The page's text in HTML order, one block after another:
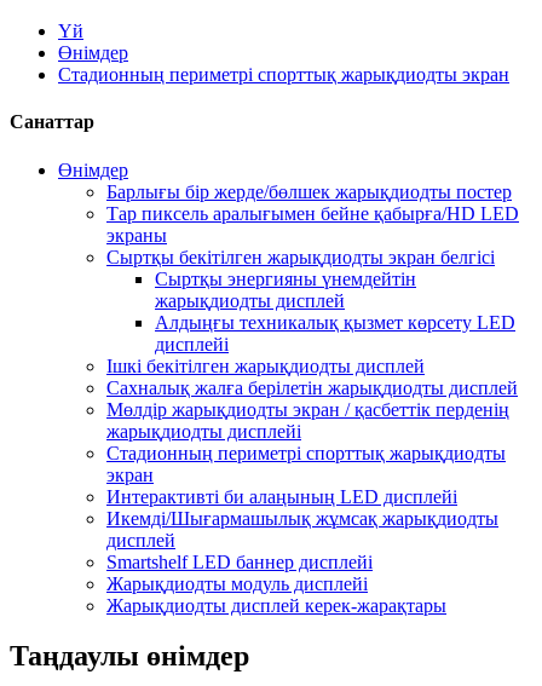
Үй
Өнімдер
Стадионның периметрі спорттық жарықдиодты экран
Санаттар
Өнімдер
Барлығы бір жерде/бөлшек жарықдиодты постер
Тар пиксель аралығымен бейне қабырға/HD LED
экраны
Сыртқы бекітілген жарықдиодты экран белгісі
Сыртқы энергияны үнемдейтін
жарықдиодты дисплей
Алдыңғы техникалық қызмет көрсету LED
дисплейі
Ішкі бекітілген жарықдиодты дисплей
Сахналық жалға берілетін жарықдиодты дисплей
Мөлдір жарықдиодты экран / қасбеттік перденің
жарықдиодты дисплейі
Стадионның периметрі спорттық жарықдиодты
экран
Интерактивті би алаңының LED дисплейі
Икемді/Шығармашылық жұмсақ жарықдиодты
дисплей
Smartshelf LED баннер дисплейі
Жарықдиодты модуль дисплейі
Жарықдиодты дисплей керек-жарақтары
Таңдаулы өнімдер